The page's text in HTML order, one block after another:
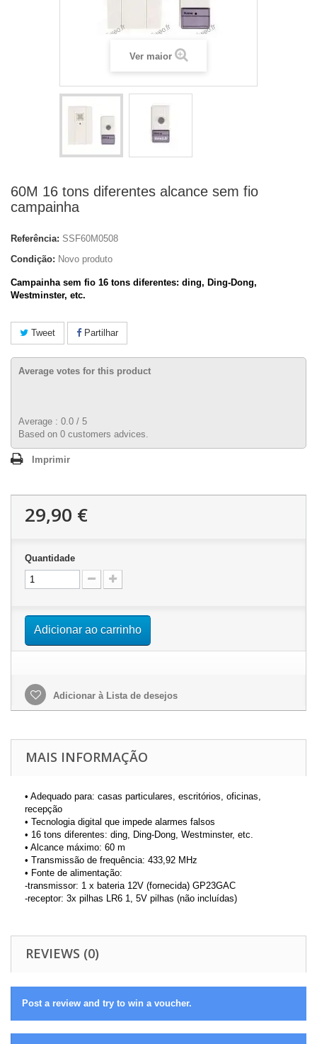
Ver maior
60M 16 tons diferentes alcance sem fio
campainha
Referência: SSF60M0508
Condição: Novo produto
Campainha sem fio 16 tons diferentes: ding, Ding-Dong,
Westminster, etc.
Tweet Partilhar
Average votes for this product
Average : 0.0 / 5
Based on 0 customers advices.
Imprimir
29,90 €
Quantidade
Adicionar ao carrinho
Adicionar à Lista de desejos
MAIS INFORMAÇÃO
• Adequado para: casas particulares, escritórios, oficinas,
recepção
• Tecnologia digital que impede alarmes falsos
• 16 tons diferentes: ding, Ding-Dong, Westminster, etc.
• Alcance máximo: 60 m
• Transmissão de frequência: 433,92 MHz
• Fonte de alimentação:
-transmissor: 1 x bateria 12V (fornecida) GP23GAC
-receptor: 3x pilhas LR6 1, 5V pilhas (não incluídas)
REVIEWS (0)
Post a review and try to win a voucher.